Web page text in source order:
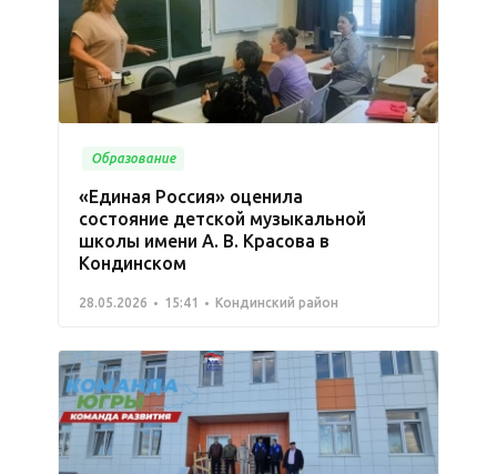
Образование
«Единая Россия» оценила
состояние детской музыкальной
школы имени А. В. Красова в
Кондинском
28.05.2026 15:41 Кондинский район